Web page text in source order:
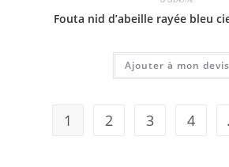
Fouta nid d’abeille rayée bleu
Ajouter à mon devis
1 2 3 4